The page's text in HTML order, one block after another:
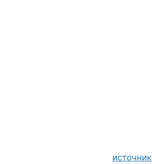
источник